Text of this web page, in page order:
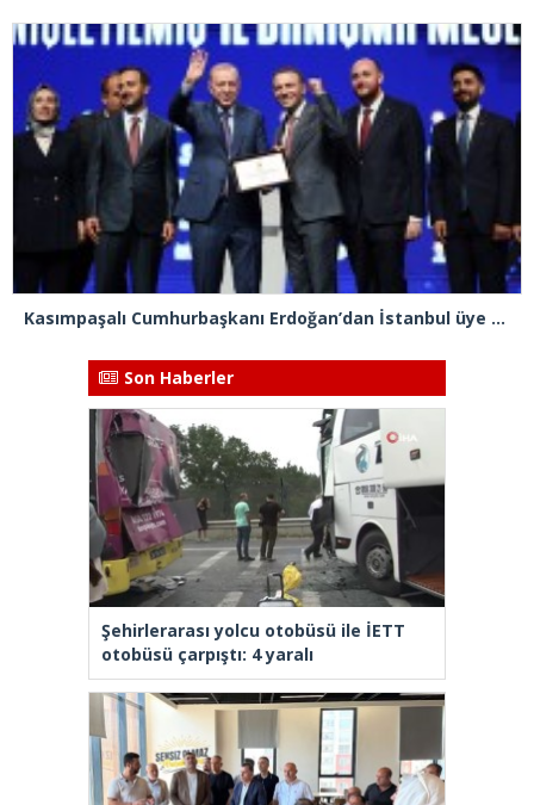
Kasımpaşalı Cumhurbaşkanı Erdoğan’dan İstanbul üye birincisi Beyoğlu İlçe Başkanı Kasım Fırat’a plaket
Son Haberler
Şehirlerarası yolcu otobüsü ile İETT
otobüsü çarpıştı: 4 yaralı